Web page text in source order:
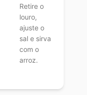
Retire o
louro,
ajuste o
sal e sirva
com o
arroz.